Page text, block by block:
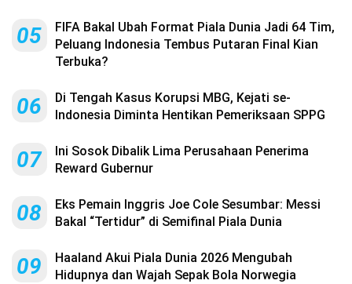
05
FIFA Bakal Ubah Format Piala Dunia Jadi 64 Tim,
Peluang Indonesia Tembus Putaran Final Kian
Terbuka?
06
Di Tengah Kasus Korupsi MBG, Kejati se-
Indonesia Diminta Hentikan Pemeriksaan SPPG
07
Ini Sosok Dibalik Lima Perusahaan Penerima
Reward Gubernur
08
Eks Pemain Inggris Joe Cole Sesumbar: Messi
Bakal “Tertidur” di Semifinal Piala Dunia
09
Haaland Akui Piala Dunia 2026 Mengubah
Hidupnya dan Wajah Sepak Bola Norwegia